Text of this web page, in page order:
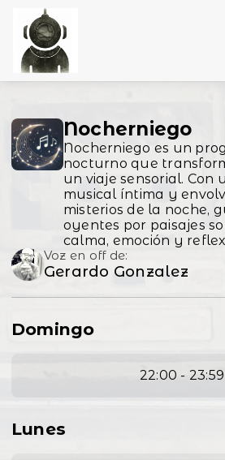
Nocherniego
Nocherniego es un
nocturno que
un viaje sensorial. Con
musical íntima y
misterios de la noche,
oyentes por paisajes
calma, emoción y
Voz en off de:
Gerardo Gonzalez
Domingo
22:00 - 23:59
Lunes